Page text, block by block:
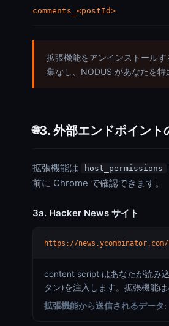
comments_<postId>
拡張機能をアンインストール
集なし、NODUS があなたを特
🌐3. 外部エンドポイント
拡張機能は host_permissions
前に Chrome で確認できます。
3a. Hacker News サイト
https://
content script はあなたが読み
タン)を注入します。拡張機能
拡張機能から送信されるデータ: